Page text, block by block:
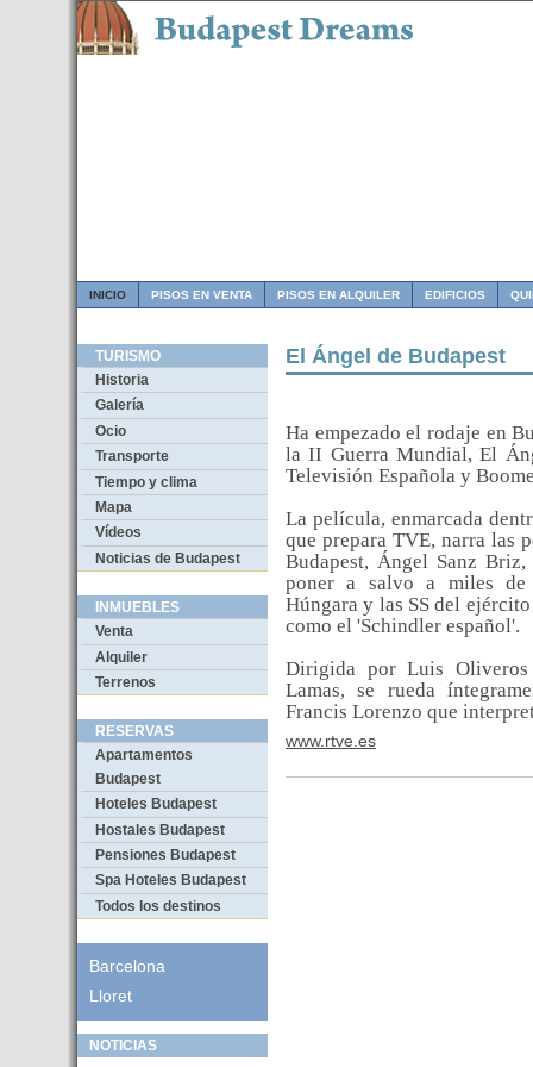
INICIO PISOS EN VENTA PISOS EN ALQUILER EDIFICIOS
TURISMO
Historia
Galería
Ocio
Transporte
Tiempo y clima
Mapa
Vídeos
Noticias de Budapest
INMUEBLES
Venta
Alquiler
Terrenos
RESERVAS
Apartamentos
Budapest
Hoteles Budapest
Hostales Budapest
Pensiones Budapest
Spa Hoteles Budapest
Todos los destinos
Barcelona
Lloret
NOTICIAS
El Ángel de Budapest
Ha empezado el rodaje en
la II Guerra Mundial, El
Televisión Española y
La película, enmarcada
que prepara TVE, narra las
Budapest, Ángel Sanz
poner a salvo a miles
Húngara y las SS del
como el 'Schindler español'.
Dirigida porLuis Oliveros
Lamas, se rueda
Francis Lorenzo que
www.rtve.es